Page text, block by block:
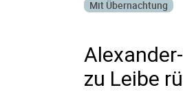
Mit Übernachtung
zu Leibe